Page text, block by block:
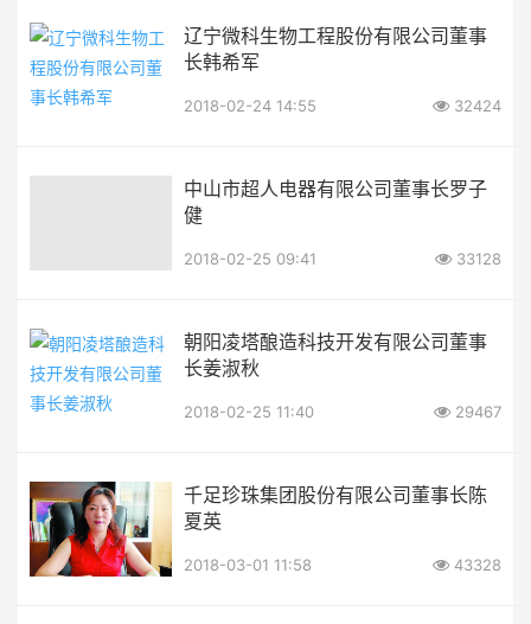
辽宁微科生物工程股份有限公司董事
长韩希军
2018-02-24 14:55 32424
中山市超人电器有限公司董事长罗子
健
2018-02-25 09:41 33128
朝阳凌塔酿造科技开发有限公司董事
长姜淑秋
2018-02-25 11:40 29467
千足珍珠集团股份有限公司董事长陈
夏英
2018-03-01 11:58 43328